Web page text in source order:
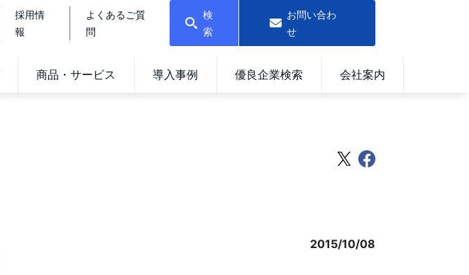
採用情
報
よくあるご質
問
検
索
お問い合わ
せ
商品・サービス 導入事例 優良企業検索 会社案内
2015/10/08